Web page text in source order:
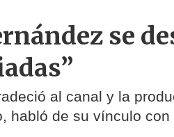
se
al canal y la
habló de su vínculo con